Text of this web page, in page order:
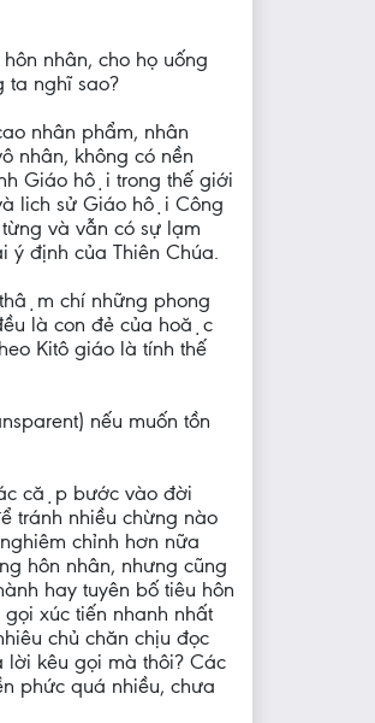
nhân, cho họ uống
ta nghĩ sao?
nhân phẩm, nhân
nhân, không có nền
Giáo hội trong thế giới
lich sử Giáo hội Công
và vẫn có sự lạm
định của Thiên Chúa.
chí những phong
là con đẻ của hoặc
Kitô giáo là tính thế
nếu muốn tồn
cặp bước vào đời
tránh nhiều chừng nào
chỉnh hơn nữa
hôn nhân, nhưng cũng
hay tuyên bố tiêu hôn
xúc tiến nhanh nhất
chủ chăn chịu đọc
kêu gọi mà thôi? Các
phức quá nhiều, chưa